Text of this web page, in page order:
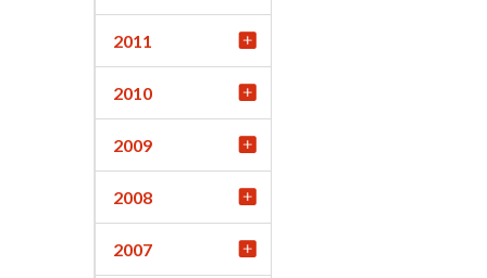
2011
2010
2009
2008
2007